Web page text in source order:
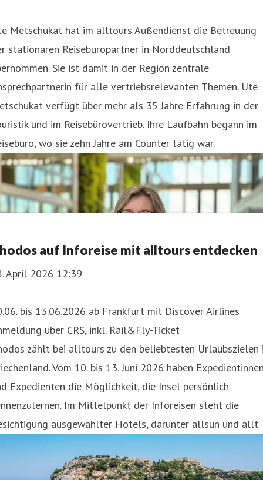
Metschukat hat im alltours Außendienst die Betreuung
stationären Reisebüropartner in Norddeutschland
Sie ist damit in der Region zentrale
für alle vertriebsrelevanten Themen. Ute
verfügt über mehr als 35 Jahre Erfahrung in der
und im Reisebürovertrieb. Ihre Laufbahn begann im
wo sie zehn Jahre am Counter tätig war.
auf Inforeise mit alltours entdecken
April 2026 12:39
bis 13.06.2026 ab Frankfurt mit Discover Airlines
über CRS, inkl. Rail&Fly-Ticket
zählt bei alltours zu den beliebtesten Urlaubszielen
Vom 10. bis 13. Juni 2026 haben
Expedienten die Möglichkeit, die Insel persönlich
Im Mittelpunkt der Inforeisen steht die
ausgewählter Hotels, darunter allsun und allt